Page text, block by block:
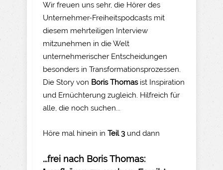
Wir freuen uns sehr, die Hörer des
Unternehmer-Freiheitspodcasts mit
diesem mehrteiligen Interview
mitzunehmen in die Welt
unternehmerischer Entscheidungen
besonders in Transformationsprozessen.
Die Story von Boris Thomasist Inspiration
und Ernüchterung zugleich. Hilfreich für
alle, die noch suchen...
Höre mal hinein in Teil 3 und dann
...frei nach Boris Thomas: